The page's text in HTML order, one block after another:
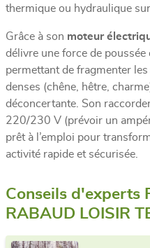
thermique ou hydraulique
Grâce à son moteur
délivre une force de poussée
permettant de fragmenter
denses (chêne, hêtre,
déconcertante. Son
220/230 V (prévoir un
prêt à l’emploi pour
activité rapide et sécurisée.
Conseils d'experts
RABAUD LOISIR